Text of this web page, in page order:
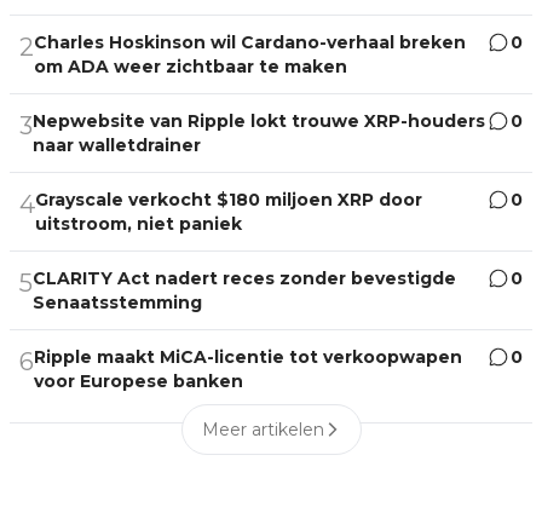
2Charles Hoskinson wil Cardano-verhaal breken
om ADA weer zichtbaar te maken
0
3Nepwebsite van Ripple lokt trouwe XRP-houders
naar walletdrainer
0
4Grayscale verkocht $180 miljoen XRP door
uitstroom, niet paniek
0
5CLARITY Act nadert reces zonder bevestigde
Senaatsstemming
0
6Ripple maakt MiCA-licentie tot verkoopwapen
voor Europese banken
0
Meer artikelen